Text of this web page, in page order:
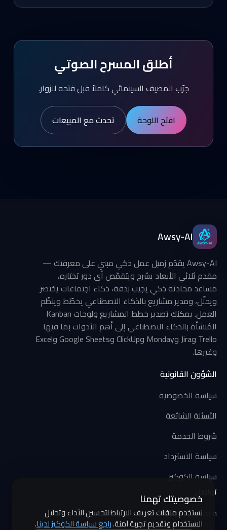
أطلق المسرح الصوتي
جرّب المضيف السينمائي كاملاً قبل فتحه للزوار.
افتح اللوحة تحدث مع المبيعات
Awsy-AI
Awsy-AI يقدّم زميل عمل ذكي مبني على معرفتك —
مقدم ثلاثي الأبعاد يشرح ويتقمّص أي دور تختاره،
مساعد محادثة ذكي يجيب بدقة، ذكاء اجتماعات يختصر
ويحلّل، ومدير مشاريع بالذكاء الاصطناعي يخطّط وينظّم
العمل. يمكنك تصدير خطط المشاريع ولوحات Kanban
المُنشأة بالذكاء الاصطناعي إلى أهم الأدوات بما فيها
Trello وJira وMonday وClickUp وGoogle Sheets وExcel
وغيرها.
الشؤون القانونية
سياسة الخصوصية
الأسئلة الشائعة
شروط الخدمة
سياسة الاسترداد
سياسة الكوكيز
تواصل
info@awsy-ai.com
خصوصيتك تهمنا
نستخدم ملفات تعريف الارتباط لتحسين الأداء وتحليل
الاستخدام وتقديم تجربة آمنة.راجع سياسة الكوكيز لدينا.